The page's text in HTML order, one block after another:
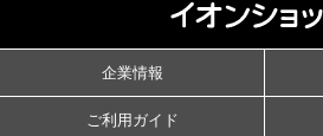
企業情報
ご利用ガイド